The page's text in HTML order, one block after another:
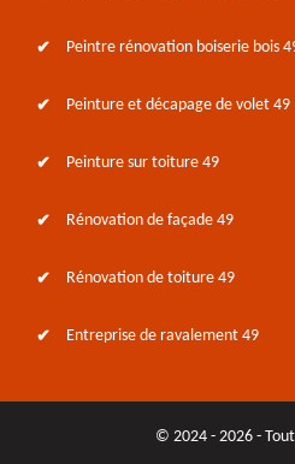
Peintre rénovation boiserie bois
Peinture et décapage de volet 49
Peinture sur toiture 49
Rénovation de façade 49
Rénovation de toiture 49
Entreprise de ravalement 49
© 2024 - 2026 -